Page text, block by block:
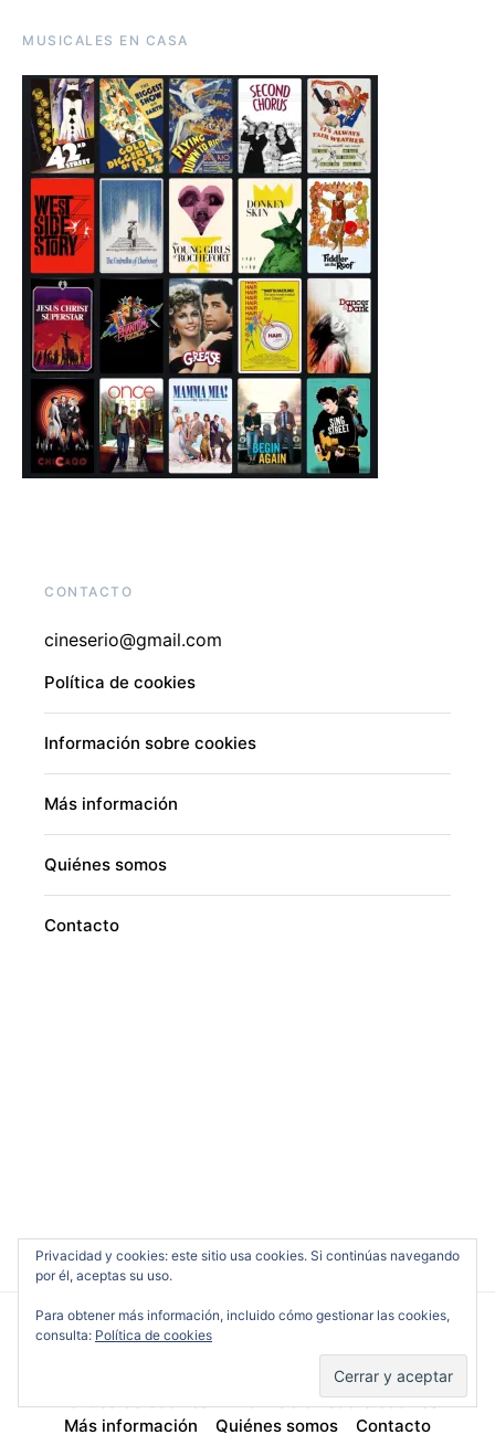
MUSICALES EN CASA
CONTACTO
cineserio@gmail.com
Política de cookies
Información sobre cookies
Más información
Quiénes somos
Contacto
Política de cookies
Información sobre cookies
Más información
Quiénes somos Contacto
Privacidad y cookies: este sitio usa cookies. Si continúas navegando
por él, aceptas su uso.
Para obtener más información, incluido cómo gestionar las cookies,
consulta: Política de cookies